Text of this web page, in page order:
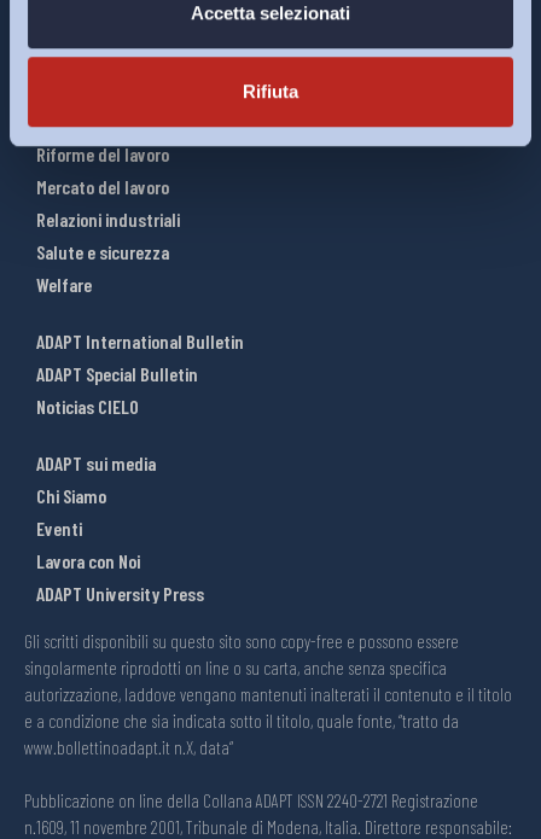
Accetta selezionati
Rifiuta
Riforme del lavoro
Mercato del lavoro
Relazioni industriali
Salute e sicurezza
Welfare
ADAPT International Bulletin
ADAPT Special Bulletin
Noticias CIELO
ADAPT sui media
Chi Siamo
Eventi
Lavora con Noi
ADAPT University Press
Gli scritti disponibili su questo sito sono copy-free e possono essere
singolarmente riprodotti on line o su carta, anche senza specifica
autorizzazione, laddove vengano mantenuti inalterati il contenuto e il titolo
e a condizione che sia indicata sotto il titolo, quale fonte, “tratto da
www.bollettinoadapt.it n.X, data“
Pubblicazione on line della Collana ADAPT ISSN 2240-2721 Registrazione
n.1609, 11 novembre 2001, Tribunale di Modena, Italia. Direttore responsabile: